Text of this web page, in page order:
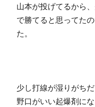
山本が投げてるから
で勝てると思ってた
た。
少し打線が湿りがち
野口がいい起爆剤にな